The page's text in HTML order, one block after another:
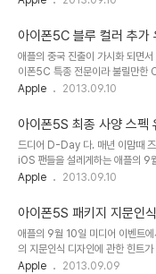
button/Touch Id sensor 라는 문
던 '실버링 홈버튼' 디자인과 일치
지문인식은 실버링 홈버튼(참고)
5S에 지문인식센서가 장착될 것
한국시간 11일 새벽 2시에 美 캘리
버전이..
아이폰5C 블루 컬러 추가
애플의 중국 진출이 가시화 되면
이폰5C 특종 전문이라 불릴만
블루 색상 유출이라 주장하는 15
외관상 디자인을 전체적으로 파
이전에도 이와 유사한 디자인의
현지시각 지난 9월 1일 C Tech
러라 주장하는 동영상으로 이번에
당시 C Tech 는 아이폰5C의 패키
내용물을 가리고 기기 파손..
Apple 2013.09.10
아이폰5S 최종 사양 스펙
드디어 D-Day 다. 매년 이맘때 즈
iOS 팬들을 설레게하는 애플의 9
주 쿠퍼티노 본사에서 개최(한국
트를 비교해보는 것도 IT와 모바일
전 포인트가 될 수도 있겠다. 미디
5S'에 관한 정보가 유출됐다
바로 다음날 중국에서 열릴 것
Event'용 홍보문서로 추정되며 아
Apple 2013.09.10
아이폰5S 패키지 지문인
애플의 9월 10일 미디어 이벤트
의 지문인식 디자인에 관한 힌트
Technology 가 아이폰5S의 패키
Apple 2013.09.09